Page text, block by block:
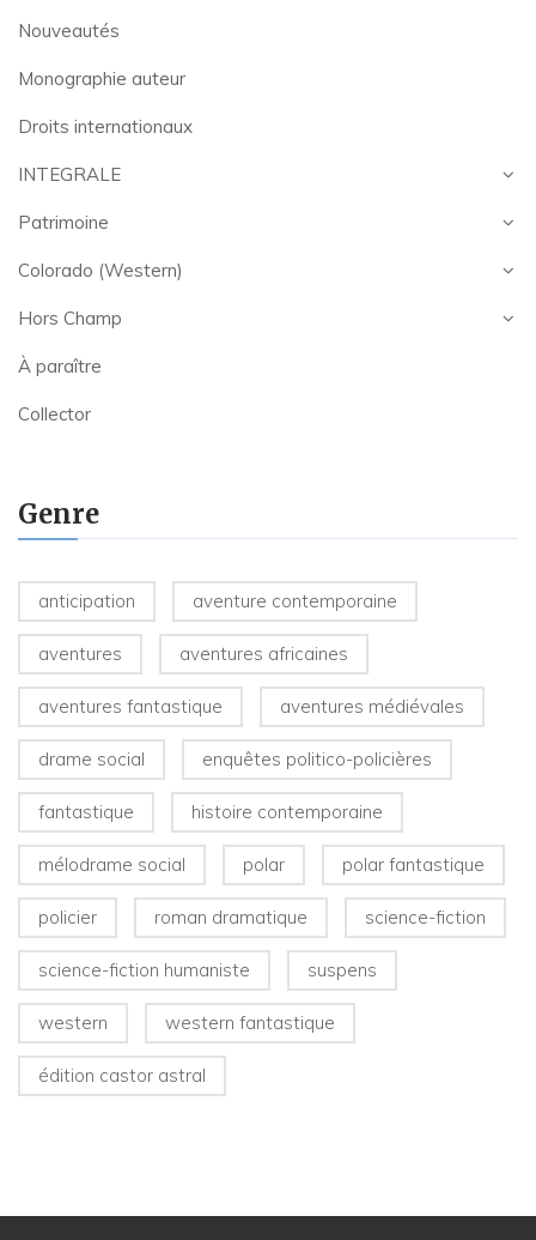
Nouveautés
Monographie auteur
Droits internationaux
INTEGRALE
Patrimoine
Colorado (Western)
Hors Champ
À paraître
Collector
Genre
anticipation aventure contemporaine
aventures aventures africaines
aventures fantastique aventures médiévales
drame social enquêtes politico-policières
fantastique histoire contemporaine
mélodrame social polar polar fantastique
policier roman dramatique science-fiction
science-fiction humaniste suspens
western western fantastique
édition castor astral